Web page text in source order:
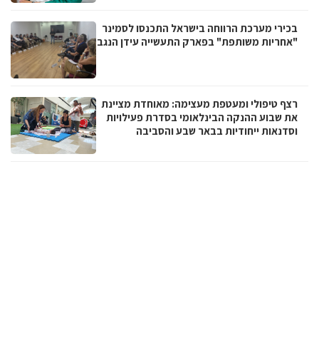
בכירי מערכת הרווחה בישראל התכנסו לסמינר
"אחריות משותפת" בפארק התעשייה עידן הנגב
רצף טיפולי ומעטפת מעצימה: מאוחדת מציינת
את שבוע ההנקה הבינלאומי בסדרת פעילויות
וסדנאות ייחודיות בבאר שבע והסביבה